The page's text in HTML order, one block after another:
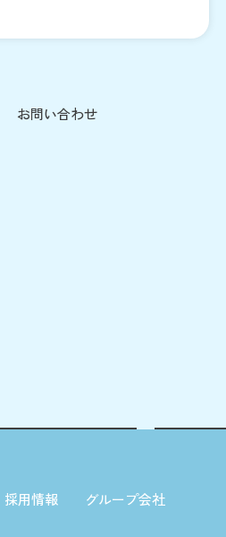
お問い合わせ
採用情報
グループ会社